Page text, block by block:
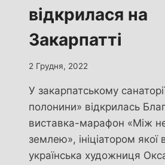
відкрилася на
Закарпатті
2 Грудня, 2022
У закарпатському
полонини» відкрилась
виставка-марафон «Між
землею», ініціатором якої
українська художниця